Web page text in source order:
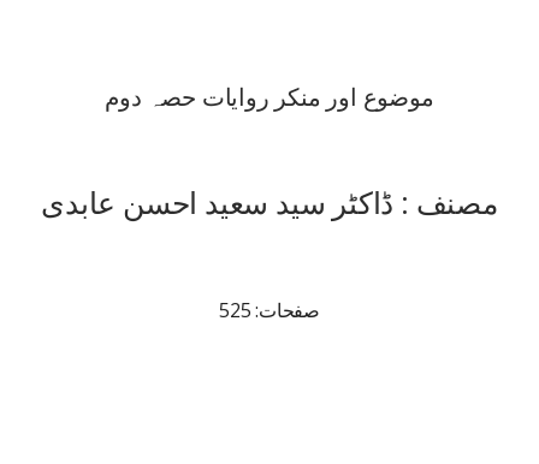
موضوع اور منکر روایات حصہ دوم
مصنف : ڈاکٹر سید سعید احسن عابدی
صفحات: 525